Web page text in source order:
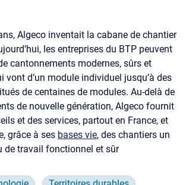
Algeco inventait la cabane de chantier
les entreprises du BTP peuvent
cantonnements modernes, sûrs et
vont d’un module individuel jusqu’à des
de centaines de modules. Au-delà de
de nouvelle génération, Algeco fournit
et des services, partout en France, et
grâce à ses bases vie, des chantiers un
de travail fonctionnel et sûr